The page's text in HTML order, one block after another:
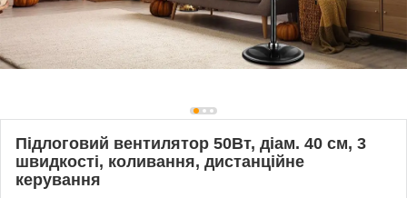
Підлоговий вентилятор 50Вт, діам. 40 см, 3
швидкості, коливання, дистанційне
керування